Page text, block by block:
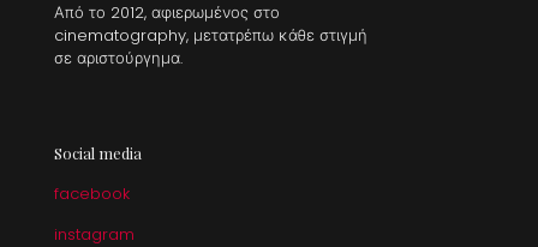
Από το 2012, αφιερωμένος στο
cinematography, μετατρέπω κάθε στιγμή
σε αριστούργημα.
Social media
facebook
instagram